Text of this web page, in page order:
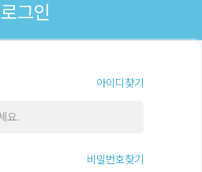
로그인
아이디찾기
비밀번호찾기